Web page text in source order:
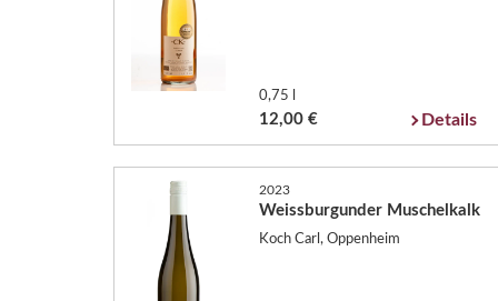
0,75 l
12,00 € Details
2023
Weissburgunder Muschelkalk
Koch Carl, Oppenheim